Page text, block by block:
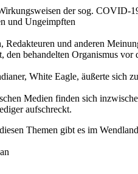
der sog. COVID-
und Ungeimpften
und anderen
behandelten Organismus
White Eagle, äußerte sich
Medien finden sich
aufschreckt.
Themen gibt es im